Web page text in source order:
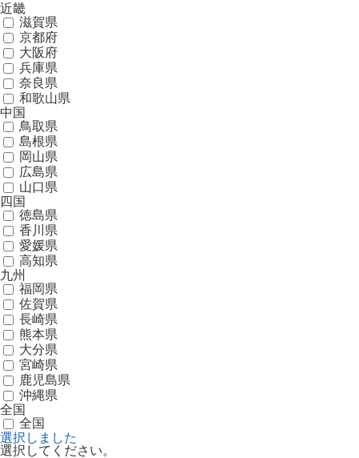
近畿
滋賀県
京都府
大阪府
兵庫県
奈良県
和歌山県
中国
鳥取県
島根県
岡山県
広島県
山口県
四国
徳島県
香川県
愛媛県
高知県
九州
福岡県
佐賀県
長崎県
熊本県
大分県
宮崎県
鹿児島県
沖縄県
全国
全国
選択しました
選択してください。